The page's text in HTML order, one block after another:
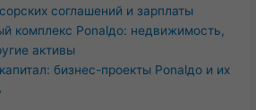
соглашений и зарплаты
комплекс Роnalдо: недвижимость,
активы
бизнес-проекты Роnalдо и их